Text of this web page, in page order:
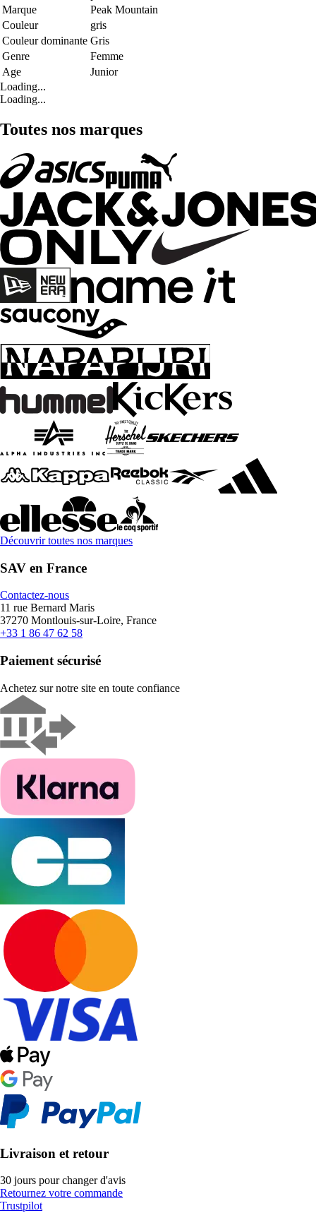
Marque
Peak Mountain
Couleur
gris
Couleur dominante Gris
Genre
Femme
Age
Junior
Loading...
Loading...
Toutes nos marques
Découvrir toutes nos marques
SAV en France
Contactez-nous
11 rue Bernard Maris
37270 Montlouis-sur-Loire, France
+33 1 86 47 62 58
Paiement sécurisé
Achetez sur notre site en toute confiance
Livraison et retour
30 jours pour changer d'avis
Retournez votre commande
Trustpilot